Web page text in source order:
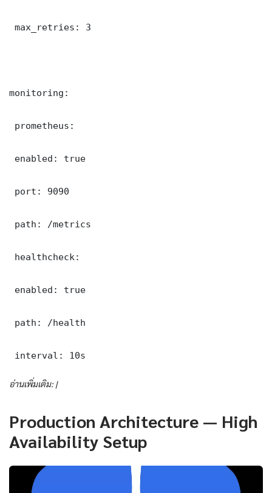
max_retries: 3
monitoring:
prometheus:
enabled: true
port: 9090
path: /metrics
healthcheck:
enabled: true
path: /health
interval: 10s
อ่านเพิ่มเติม: |
Production Architecture — High
Availability Setup